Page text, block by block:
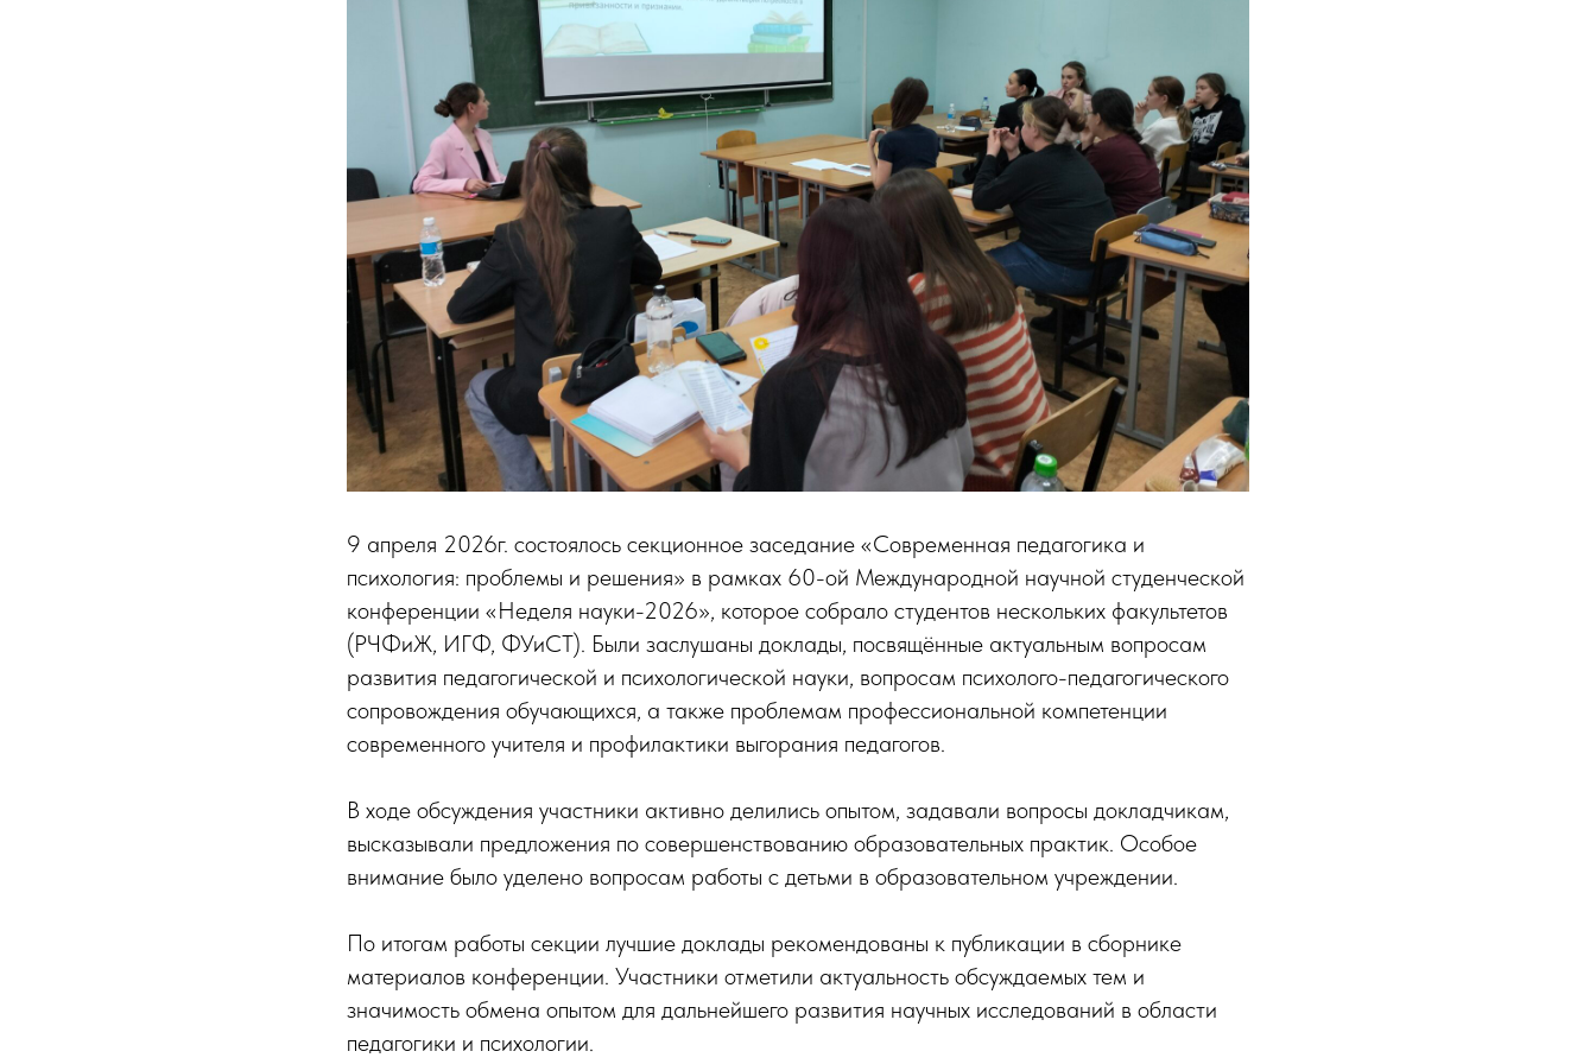
9 апреля 2026г. состоялось секционное заседание «Современная педагогика и
психология: проблемы и решения» в рамках 60-ой Международной научной студенческой
конференции «Неделя науки-2026», которое собрало студентов нескольких факультетов
(РЧФиЖ, ИГФ, ФУиСТ). Были заслушаны доклады, посвящённые актуальным вопросам
развития педагогической и психологической науки, вопросам психолого-педагогического
сопровождения обучающихся, а также проблемам профессиональной компетенции
современного учителя и профилактики выгорания педагогов.
В ходе обсуждения участники активно делились опытом, задавали вопросы докладчикам,
высказывали предложения по совершенствованию образовательных практик. Особое
внимание было уделено вопросам работы с детьми в образовательном учреждении.
По итогам работы секции лучшие доклады рекомендованы к публикации в сборнике
материалов конференции. Участники отметили актуальность обсуждаемых тем и
значимость обмена опытом для дальнейшего развития научных исследований в области
педагогики и психологии.